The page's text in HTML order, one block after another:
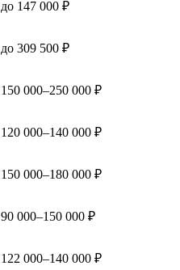
до 147 000 ₽
до 309 500 ₽
150 000–250 000 ₽
120 000–140 000 ₽
150 000–180 000 ₽
90 000–150 000 ₽
122 000–140 000 ₽